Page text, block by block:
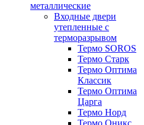
металлические
Входные двери
утепленные с
терморазрывом
Термо SOROS
Термо Старк
Термо Оптима
Классик
Термо Оптима
Царга
Термо Норд
Термо Оникс